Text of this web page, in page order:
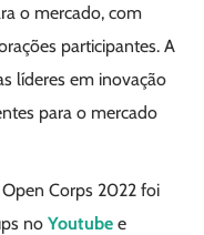
o mercado, com
participantes. A
líderes em inovação
para o mercado
Corps 2022 foi
noYoutube e